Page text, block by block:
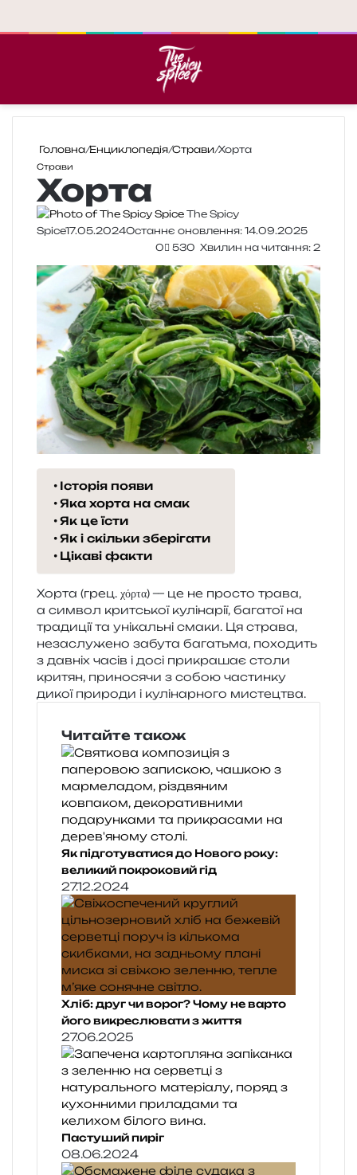
Головна/Енциклопедія/Страви/Хорта
Страви
Хорта
The Spicy
Spice17.05.2024Останнє оновлення: 14.09.2025
0
530 Хвилин на читання: 2
Історія появи
Яка хорта на смак
Як це їсти
Як і скільки зберігати
Цікаві факти
Хорта (грец. χόρτα) — це не про­сто трава,
а сим­вол крит­ської кулі­на­рії, бага­тої на
тра­ди­ції та уні­каль­ні смаки. Ця стра­ва,
неза­слу­же­но забу­та бага­тьма, похо­дить
з дав­ніх часів і досі при­кра­шає столи
кри­тян, при­но­ся­чи з собою частин­ку
дикої при­ро­ди і кулі­нар­но­го мистецтва.
Читайте також
Як підготуватися до Нового року:
великий покроковий гід
27.12.2024
Хліб: друг чи ворог? Чому не варто
його викреслювати з життя
27.06.2025
Пастуший пиріг
08.06.2024